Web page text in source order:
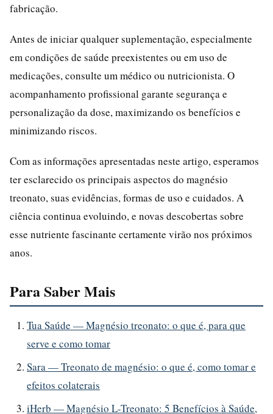
fabricação.
Antes de iniciar qualquer suplementação, especialmente
em condições de saúde preexistentes ou em uso de
medicações, consulte um médico ou nutricionista. O
acompanhamento profissional garante segurança e
personalização da dose, maximizando os benefícios e
minimizando riscos.
Com as informações apresentadas neste artigo, esperamos
ter esclarecido os principais aspectos do magnésio
treonato, suas evidências, formas de uso e cuidados. A
ciência continua evoluindo, e novas descobertas sobre
esse nutriente fascinante certamente virão nos próximos
anos.
Para Saber Mais
Tua Saúde — Magnésio treonato: o que é, para que
serve e como tomar
Sara — Treonato de magnésio: o que é, como tomar e
efeitos colaterais
iHerb — Magnésio L-Treonato: 5 Benefícios à Saúde,